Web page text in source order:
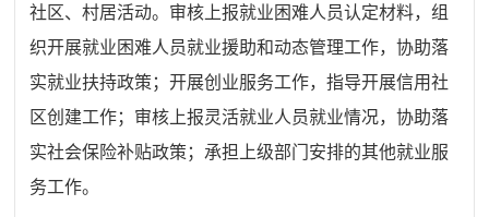
社区、村居活动。审核上报就业困难人员认定材料，组
织开展就业困难人员就业援助和动态管理工作，协助落
实就业扶持政策；开展创业服务工作，指导开展信用社
区创建工作；审核上报灵活就业人员就业情况，协助落
实社会保险补贴政策；承担上级部门安排的其他就业服
务工作。